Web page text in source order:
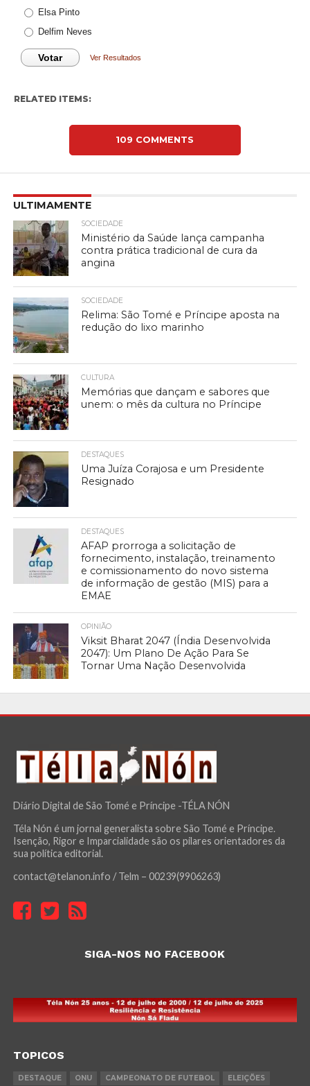
Elsa Pinto
Delfim Neves
Votar Ver Resultados
RELATED ITEMS:
109 COMMENTS
ULTIMAMENTE
SOCIEDADE
Ministério da Saúde lança campanha
contra prática tradicional de cura da
angina
SOCIEDADE
Relima: São Tomé e Príncipe aposta na
redução do lixo marinho
CULTURA
Memórias que dançam e sabores que
unem: o mês da cultura no Príncipe
DESTAQUES
Uma Juíza Corajosa e um Presidente
Resignado
DESTAQUES
AFAP prorroga a solicitação de
fornecimento, instalação, treinamento
e comissionamento do novo sistema
de informação de gestão (MIS) para a
EMAE
OPINIÃO
Viksit Bharat 2047 (Índia Desenvolvida
2047): Um Plano De Ação Para Se
Tornar Uma Nação Desenvolvida
Diário Digital de São Tomé e Príncipe -TÉLA NÓN
Téla Nón é um jornal generalista sobre São Tomé e Príncipe.
Isenção, Rigor e Imparcialidade são os pilares orientadores da
sua política editorial.
contact@telanon.info / Telm – 00239(9906263)
SIGA-NOS NO FACEBOOK
TOPICOS
DESTAQUE ONU CAMPEONATO DE FUTEBOL ELEIÇÕES